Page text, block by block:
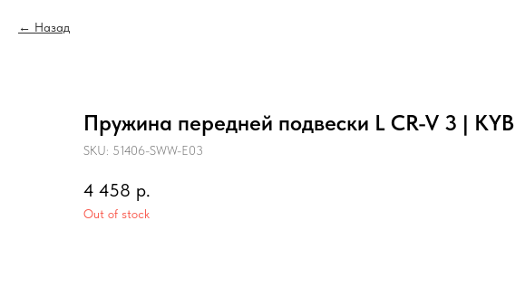
Назад
Пружина передней подвески L CR-V 3 | KYB
SKU: 51406-SWW-E03
4 458 р.
Out of stock